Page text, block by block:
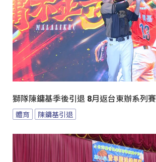
獅隊陳鏞基季後引退 8月返台東辦系列賽
體育 陳鏞基引退